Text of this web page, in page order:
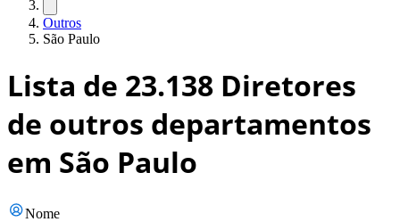
Outros
São Paulo
Lista de 23.138 Diretores
de outros departamentos
em São Paulo
Nome